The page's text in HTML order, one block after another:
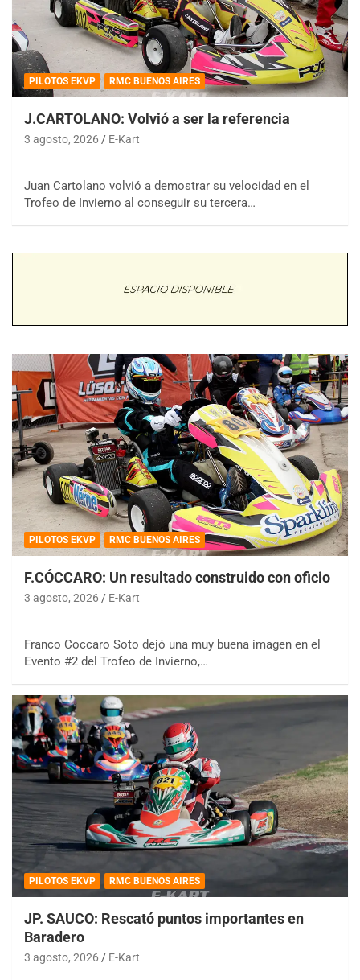
PILOTOS EKVP RMC BUENOS AIRES
J.CARTOLANO: Volvió a ser la referencia
3 agosto, 2026 E-Kart
Juan Cartolano volvió a demostrar su velocidad en el
Trofeo de Invierno al conseguir su tercera…
PILOTOS EKVP RMC BUENOS AIRES
F.CÓCCARO: Un resultado construido con oficio
3 agosto, 2026 E-Kart
Franco Coccaro Soto dejó una muy buena imagen en el
Evento #2 del Trofeo de Invierno,…
PILOTOS EKVP RMC BUENOS AIRES
JP. SAUCO: Rescató puntos importantes en
Baradero
3 agosto, 2026 E-Kart